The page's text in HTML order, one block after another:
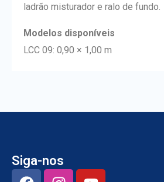
ladrão misturador e ralo de fundo.
Modelos disponíveis
LCC 09: 0,90 × 1,00 m
Siga-nos
F
I
Y